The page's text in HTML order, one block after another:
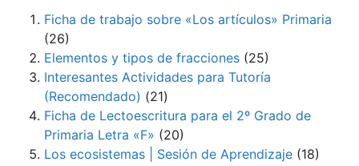
Ficha de trabajo sobre «Los artículos» Primaria
(26)
Elementos y tipos de fracciones (25)
Interesantes Actividades para Tutoría
(Recomendado) (21)
Ficha de Lectoescritura para el 2º Grado de
Primaria Letra «F» (20)
Los ecosistemas | Sesión de Aprendizaje (18)